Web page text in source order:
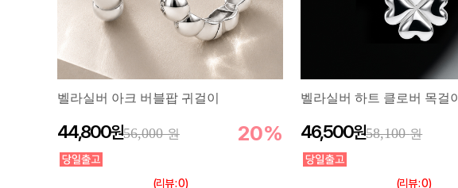
벨라실버 아크 버블팝 귀걸이
56,000
44,800 20%
(리뷰 : 0)
벨라실버 하트 클로버 목걸이
58,100
46,500
(리뷰 : 0)